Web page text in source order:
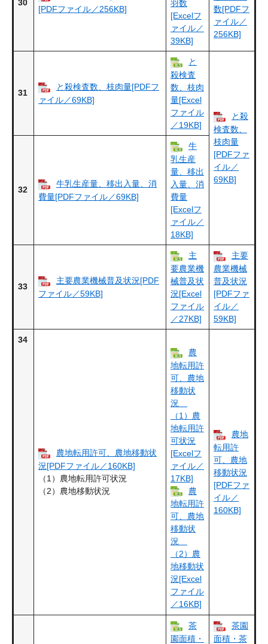
30
[PDFファイル／256KB]
羽数
[Excelフ
ァイル／
39KB]
数[PDFフ
ァイル／
256KB]
31
と殺検査数、枝肉量[PDFフ
ァイル／69KB]
と
殺検査
数、枝肉
量[Excel
ファイル
／19KB]
と殺
検査数、
枝肉量
[PDFファ
イル／
69KB]
32
牛乳生産量、移出入量、消
費量[PDFファイル／69KB]
牛
乳生産
量、移出
入量、消
費量
[Excelフ
ァイル／
18KB]
33
主要農業機械普及状況[PDF
ファイル／59KB]
主
要農業機
械普及状
況[Excel
ファイル
／27KB]
主要
農業機械
普及状況
[PDFファ
イル／
59KB]
34
農地転用許可、農地移動状
況[PDFファイル／160KB]
（1）農地転用許可状況
（2）農地移動状況
農
地転用許
可、農地
移動状
況
（1）農
地転用許
可状況
[Excelフ
ァイル／
17KB]
農
地転用許
可、農地
移動状
況
（2）農
地移動状
況[Excel
ファイル
／16KB]
農地
転用許
可、農地
移動状況
[PDFファ
イル／
160KB]
茶
園面積・
茶園
面積・茶